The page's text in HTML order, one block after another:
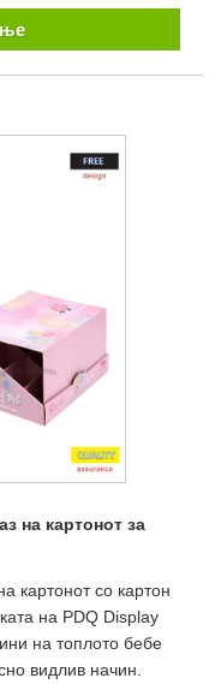
на картонот за
картонот со картон
на PDQ Display
на топлото бебе
видлив начин.